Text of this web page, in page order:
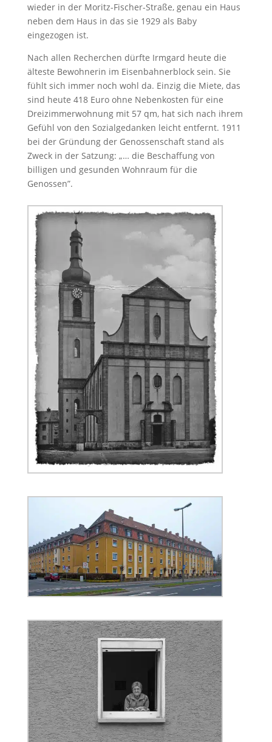
wieder in der Moritz-Fischer-Straße, genau ein Haus
neben dem Haus in das sie 1929 als Baby
eingezogen ist.
Nach allen Recherchen dürfte Irmgard heute die
älteste Bewohnerin im Eisenbahnerblock sein. Sie
fühlt sich immer noch wohl da. Einzig die Miete, das
sind heute 418 Euro ohne Nebenkosten für eine
Dreizimmerwohnung mit 57 qm, hat sich nach ihrem
Gefühl von den Sozialgedanken leicht entfernt. 1911
bei der Gründung der Genossenschaft stand als
Zweck in der Satzung: „… die Beschaffung von
billigen und gesunden Wohnraum für die
Genossen”.